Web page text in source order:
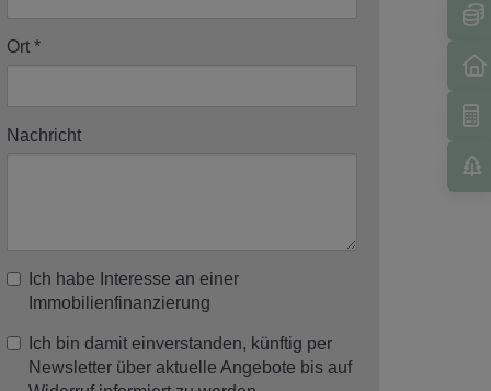
Ort
Nachricht
Ich habe Interesse an einer
Immobilienfinanzierung
Ich bin damit einverstanden, künftig per
Newsletter über aktuelle Angebote bis auf